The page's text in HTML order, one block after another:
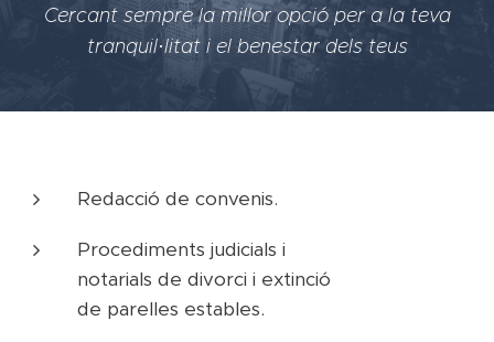
Cercant sempre la millor opció per a la teva
tranquil·litat i el benestar dels teus
Redacció de convenis.
Procediments judicials i
notarials de divorci i extinció
de parelles estables.